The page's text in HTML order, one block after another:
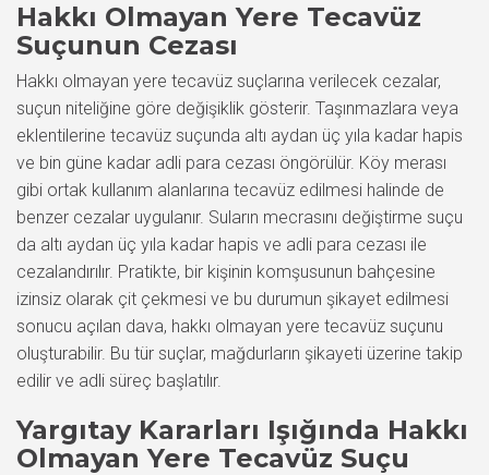
Hakkı Olmayan Yere Tecavüz
Suçunun Cezası
Hakkı olmayan yere tecavüz suçlarına verilecek cezalar,
suçun niteliğine göre değişiklik gösterir. Taşınmazlara veya
eklentilerine tecavüz suçunda altı aydan üç yıla kadar hapis
ve bin güne kadar adli para cezası öngörülür. Köy merası
gibi ortak kullanım alanlarına tecavüz edilmesi halinde de
benzer cezalar uygulanır. Suların mecrasını değiştirme suçu
da altı aydan üç yıla kadar hapis ve adli para cezası ile
cezalandırılır. Pratikte, bir kişinin komşusunun bahçesine
izinsiz olarak çit çekmesi ve bu durumun şikayet edilmesi
sonucu açılan dava, hakkı olmayan yere tecavüz suçunu
oluşturabilir. Bu tür suçlar, mağdurların şikayeti üzerine takip
edilir ve adli süreç başlatılır.
Yargıtay Kararları Işığında Hakkı
Olmayan Yere Tecavüz Suçu